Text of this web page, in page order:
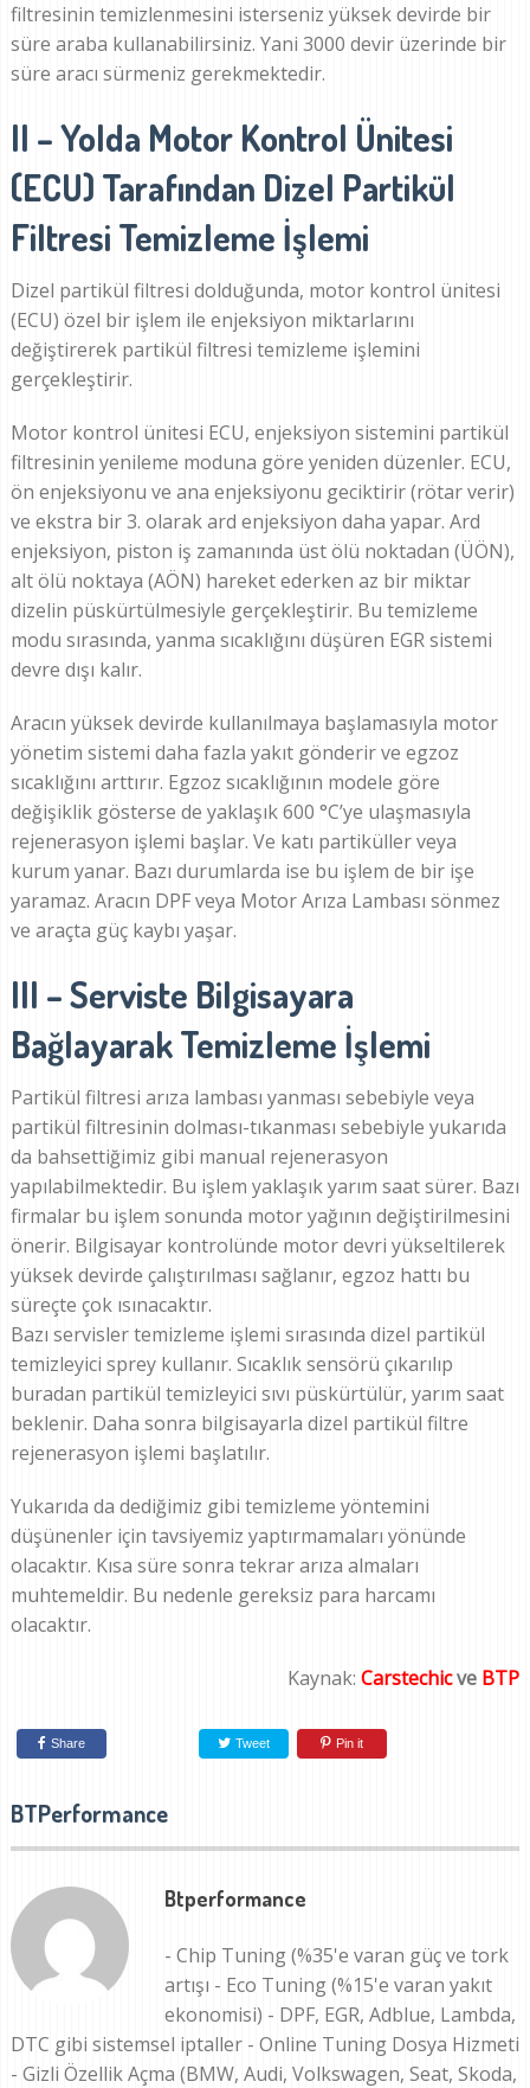
filtresinin temizlenmesini isterseniz yüksek devirde bir
süre araba kullanabilirsiniz. Yani 3000 devir üzerinde bir
süre aracı sürmeniz gerekmektedir.
II – Yolda Motor Kontrol Ünitesi
(ECU) Tarafından Dizel Partikül
Filtresi Temizleme İşlemi
Dizel partikül filtresi dolduğunda, motor kontrol ünitesi
(ECU) özel bir işlem ile enjeksiyon miktarlarını
değiştirerek partikül filtresi temizleme işlemini
gerçekleştirir.
Motor kontrol ünitesi ECU, enjeksiyon sistemini partikül
filtresinin yenileme moduna göre yeniden düzenler. ECU,
ön enjeksiyonu ve ana enjeksiyonu geciktirir (rötar verir)
ve ekstra bir 3. olarak ard enjeksiyon daha yapar. Ard
enjeksiyon, piston iş zamanında üst ölü noktadan (ÜÖN),
alt ölü noktaya (AÖN) hareket ederken az bir miktar
dizelin püskürtülmesiyle gerçekleştirir. Bu temizleme
modu sırasında, yanma sıcaklığını düşüren EGR sistemi
devre dışı kalır.
Aracın yüksek devirde kullanılmaya başlamasıyla motor
yönetim sistemi daha fazla yakıt gönderir ve egzoz
sıcaklığını arttırır. Egzoz sıcaklığının modele göre
değişiklik gösterse de yaklaşık 600 °C’ye ulaşmasıyla
rejenerasyon işlemi başlar. Ve katı partiküller veya
kurum yanar. Bazı durumlarda ise bu işlem de bir işe
yaramaz. Aracın DPF veya Motor Arıza Lambası sönmez
ve araçta güç kaybı yaşar.
III – Serviste Bilgisayara
Bağlayarak Temizleme İşlemi
Partikül filtresi arıza lambası yanması sebebiyle veya
partikül filtresinin dolması-tıkanması sebebiyle yukarıda
da bahsettiğimiz gibi manual rejenerasyon
yapılabilmektedir. Bu işlem yaklaşık yarım saat sürer. Bazı
firmalar bu işlem sonunda motor yağının değiştirilmesini
önerir. Bilgisayar kontrolünde motor devri yükseltilerek
yüksek devirde çalıştırılması sağlanır, egzoz hattı bu
süreçte çok ısınacaktır.
Bazı servisler temizleme işlemi sırasında dizel partikül
temizleyici sprey kullanır. Sıcaklık sensörü çıkarılıp
buradan partikül temizleyici sıvı püskürtülür, yarım saat
beklenir. Daha sonra bilgisayarla dizel partikül filtre
rejenerasyon işlemi başlatılır.
Yukarıda da dediğimiz gibi temizleme yöntemini
düşünenler için tavsiyemiz yaptırmamaları yönünde
olacaktır. Kısa süre sonra tekrar arıza almaları
muhtemeldir. Bu nedenle gereksiz para harcamı
olacaktır.
Kaynak:Carstechicve BTP
Share Tweet Pin it
BTPerformance
Btperformance
- Chip Tuning (%35'e varan güç ve tork
artışı - Eco Tuning (%15'e varan yakıt
ekonomisi) - DPF, EGR, Adblue, Lambda,
DTC gibi sistemsel iptaller - Online Tuning Dosya Hizmeti
- Gizli Özellik Açma (BMW, Audi, Volkswagen, Seat, Skoda,